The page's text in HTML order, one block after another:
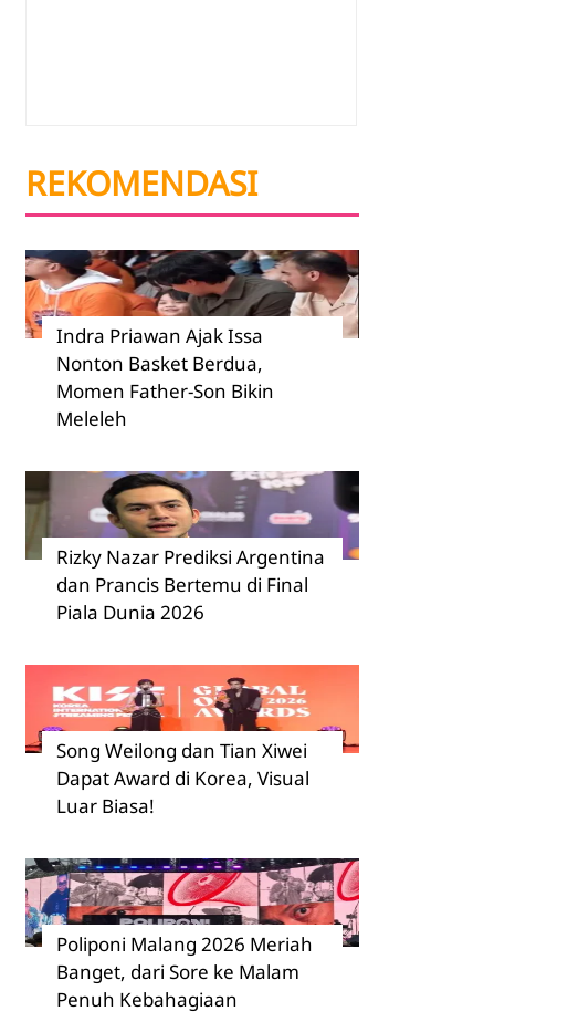
REKOMENDASI
Indra Priawan Ajak Issa
Nonton Basket Berdua,
Momen Father-Son Bikin
Meleleh
Rizky Nazar Prediksi Argentina
dan Prancis Bertemu di Final
Piala Dunia 2026
Song Weilong dan Tian Xiwei
Dapat Award di Korea, Visual
Luar Biasa!
Poliponi Malang 2026 Meriah
Banget, dari Sore ke Malam
Penuh Kebahagiaan